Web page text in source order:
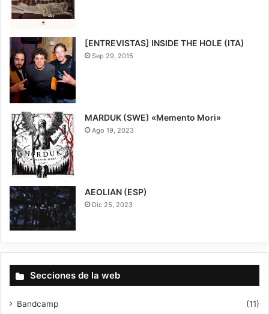
[ENTREVISTAS] INSIDE THE HOLE (ITA)
Sep 29, 2015
8
MARDUK (SWE) «Memento Mori»
Ago 19, 2023
AEOLIAN (ESP)
Dic 25, 2023
Secciones de la web
Bandcamp
(11)